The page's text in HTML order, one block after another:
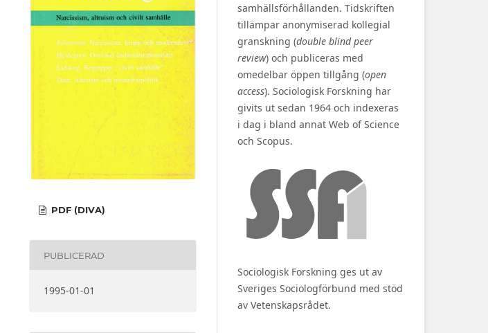
PDF (DIVA)
PUBLICERAD
1995-01-01
samhällsförhållanden. Tidskriften
tillämpar anonymiserad kollegial
granskning (double blind peer
review) och publiceras med
omedelbar öppen tillgång (open
access). Sociologisk Forskning har
givits ut sedan 1964 och indexeras
i dag i bland annat Web of Science
och Scopus.
Sociologisk Forskning ges ut av
Sveriges Sociologförbund med stöd
av Vetenskapsrådet.